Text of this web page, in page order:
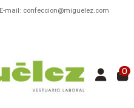
E-mail: confeccion@miguelez.com
0